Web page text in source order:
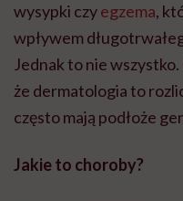
wysypki czyegzema,
wpływem
Jednak to nie
że dermatologia to
często mają podłoże
Jakie to choroby?